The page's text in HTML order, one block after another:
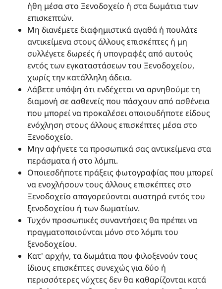
ήθη μέσα στο Ξενοδοχείο ή στα δωμάτια των
επισκεπτών.
Μη διανέμετε διαφημιστικά αγαθά ή πουλάτε
αντικείμενα στους άλλους επισκέπτες ή μη
συλλέγετε δωρεές ή υπογραφές από αυτούς
εντός των εγκαταστάσεων του Ξενοδοχείου,
χωρίς την κατάλληλη άδεια.
Λάβετε υπόψη ότι ενδέχεται να αρνηθούμε τη
διαμονή σε ασθενείς που πάσχουν από ασθένεια
που μπορεί να προκαλέσει οποιουδήποτε είδους
ενόχληση στους άλλους επισκέπτες μέσα στο
Ξενοδοχείο.
Μην αφήνετε τα προσωπικά σας αντικείμενα στα
περάσματα ή στο λόμπι.
Οποιεσδήποτε πράξεις φωτογραφίας που μπορεί
να ενοχλήσουν τους άλλους επισκέπτες στο
Ξενοδοχείο απαγορεύονται αυστηρά εντός του
ξενοδοχείου ή των δωματίων.
Τυχόν προσωπικές συναντήσεις θα πρέπει να
πραγματοποιούνται μόνο στο λόμπι του
ξενοδοχείου.
Κατ' αρχήν, τα δωμάτια που φιλοξενούν τους
ίδιους επισκέπτες συνεχώς για δύο ή
περισσότερες νύχτες δεν θα καθαρίζονται κατά